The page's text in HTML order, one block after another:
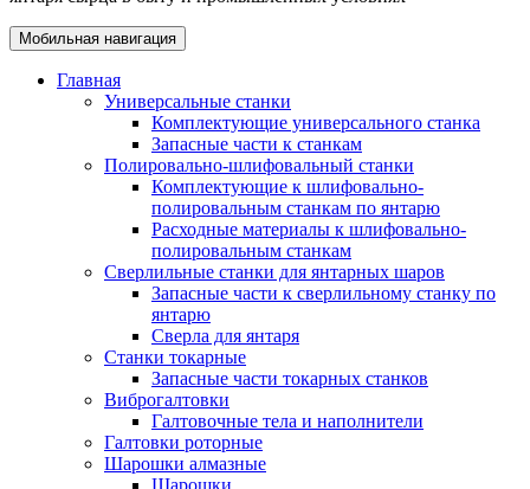
Мобильная навигация
Главная
Универсальные станки
Комплектующие универсального станка
Запасные части к станкам
Полировально-шлифовальный станки
Комплектующие к шлифовально-
полировальным станкам по янтарю
Расходные материалы к шлифовально-
полировальным станкам
Сверлильные станки для янтарных шаров
Запасные части к сверлильному станку по
янтарю
Сверла для янтаря
Станки токарные
Запасные части токарных станков
Виброгалтовки
Галтовочные тела и наполнители
Галтовки роторные
Шарошки алмазные
Шарошки